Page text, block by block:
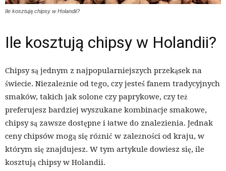
Ile kosztują chipsy w Holandii?
Ile kosztują chipsy w Holandii?
Chipsy są jednym z najpopularniejszych przekąsek na
świecie. Niezależnie od tego, czy jesteś fanem tradycyjnych
smaków, takich jak solone czy paprykowe, czy też
preferujesz bardziej wyszukane kombinacje smakowe,
chipsy są zawsze dostępne i łatwe do znalezienia. Jednak
ceny chipsów mogą się różnić w zależności od kraju, w
którym się znajdujesz. W tym artykule dowiesz się, ile
kosztują chipsy w Holandii.